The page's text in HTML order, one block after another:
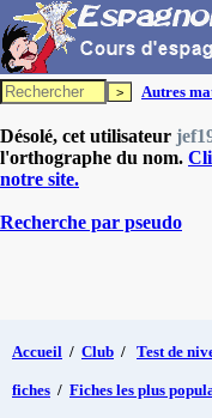
Autres
Désolé, cet utilisateur
l'orthographe du nom.
notre site.
Recherche par pseudo
Accueil / Club / Test de
fiches / Fiches les plus